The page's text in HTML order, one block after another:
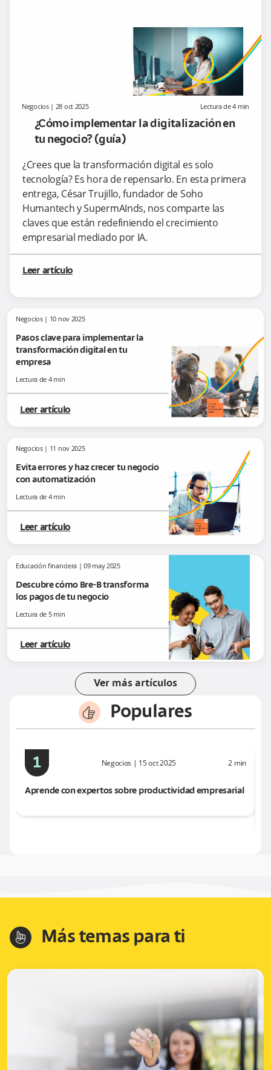
Negocios| 28 oct 2025 Lectura de4 min
¿Cómo implementar la digitalización en
tu negocio? (guía)
¿Crees que la transformación digital es solo
tecnología? Es hora de repensarlo. En esta primera
entrega, César Trujillo, fundador de Soho
Humantech y SupermAInds, nos comparte las
claves que están redefiniendo el crecimiento
empresarial mediado por IA.
Leer artículo
Negocios| 10 nov 2025
Pasos clave para implementar la
transformación digital en tu
empresa
Lectura de 4min
Leer artículo
Negocios| 11 nov 2025
Evita errores y haz crecer tu negocio
con automatización
Lectura de 4min
Leer artículo
Educación financiera | 09 may 2025
Descubre cómo Bre-B transforma
los pagos de tu negocio
Lectura de 5min
Leer artículo
Ver más artículos
thumbs-up Populares
1 Negocios | 15 oct 2025 2 min
Aprende con expertos sobre productividad empresarial
hand-index Más temas para ti